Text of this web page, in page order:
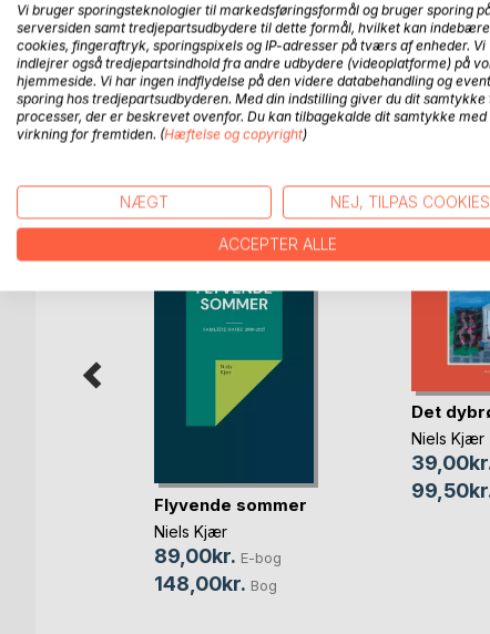
"Kvækerne før og nu" giver en kort introduktion
mærkesager. Bogen fortæller også om
litteraturliste og adresser.
FLERE TITLER HOS
Flyvende sommer
Niels Kjær
89,00kr. E-bog
148,00kr. Bog
Det
Niels Kjær
Vi bruger sporingsteknologier til markedsføringsformål og bruger sporing
serversiden samt tredjepartsudbydere til dette formål, hvilket kan
cookies, fingeraftryk, sporingspixels og IP-adresser på tværs af enheder. Vi
indlejrer også tredjepartsindhold fra andre udbydere (videoplatforme) på
hjemmeside. Vi har ingen indflydelse på den videre databehandling og
sporing hos tredjepartsudbyderen. Med din indstilling giver du dit samtykke
processer, der er beskrevet ovenfor. Du kan tilbagekalde dit samtykke med
virkning for fremtiden. (Hæftelse og copyright)
NÆGT NEJ, TILPAS COOKIES
ACCEPTER ALLE